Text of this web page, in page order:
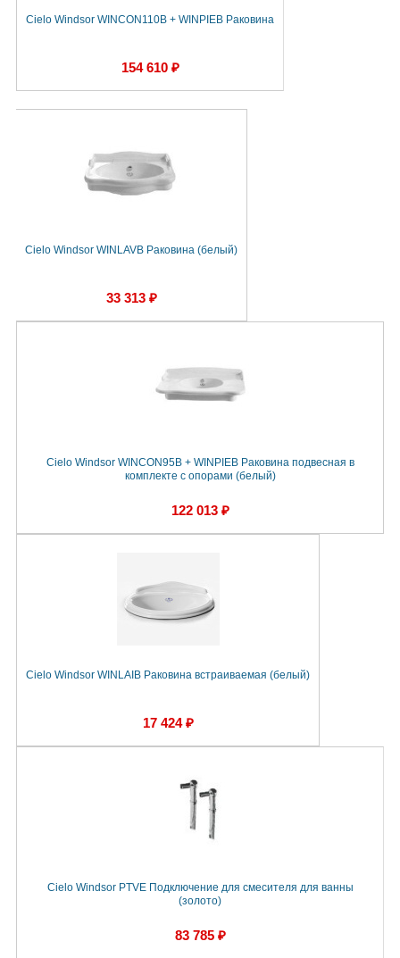
Cielo Windsor WINCON110B + WINPIEB Раковина
154 610 ₽
Cielo Windsor WINLAVB Раковина (белый)
33 313 ₽
Cielo Windsor WINCON95B + WINPIEB Раковина подвесная в
комплекте с опорами (белый)
122 013 ₽
Cielo Windsor WINLAIB Раковина встраиваемая (белый)
17 424 ₽
Cielo Windsor PTVE Подключение для смесителя для ванны
(золото)
83 785 ₽